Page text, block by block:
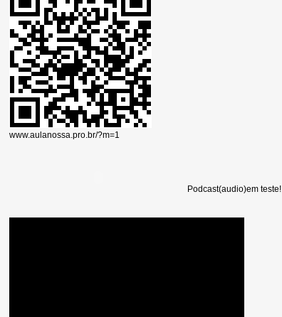
www.aulanossa.pro.br/?m=1
Podcast(audio)em teste!